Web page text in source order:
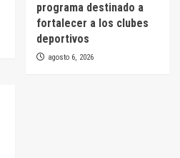
programa destinado a
fortalecer a los clubes
deportivos
agosto 6, 2026